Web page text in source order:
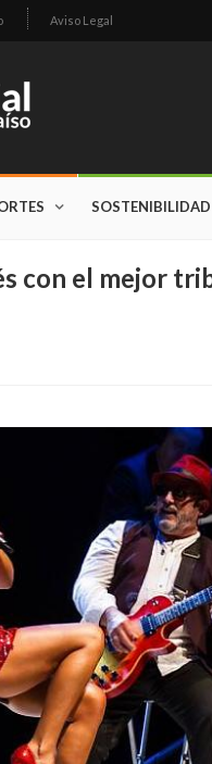
Aviso Legal
SOSTENIBILIDAD
con el mejor